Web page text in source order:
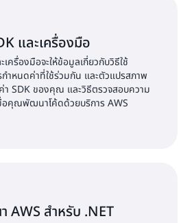
และเครื่องมือ
ครื่องมือจะให้ข้อมูลเกี่ยวกับวิธีใช้
ำหนดค่าที่ใช้ร่วมกัน และตัวแปรสภาพ
SDK ของคุณ และวิธีตรวจสอบความ
อคุณพัฒนาโค้ดด้วยบริการ AWS
สำหรับ .NET